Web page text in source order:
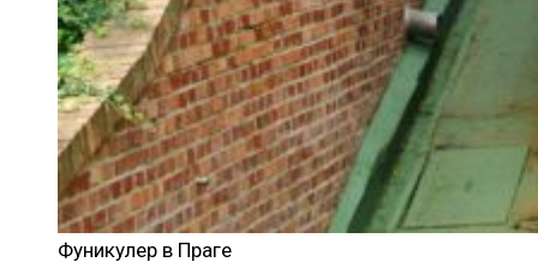
Фуникулер в Праге